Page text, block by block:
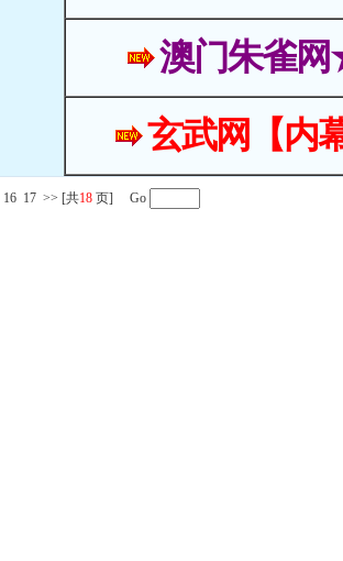
澳门朱雀
玄武网【内
16 17 >> [共18 页] Go